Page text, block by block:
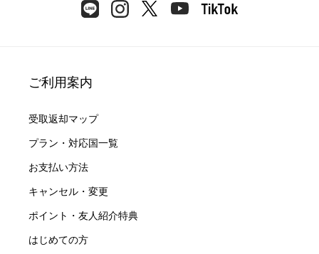
ご利用案内
受取返却マップ
プラン・対応国一覧
お支払い方法
キャンセル・変更
ポイント・友人紹介特典
はじめての方